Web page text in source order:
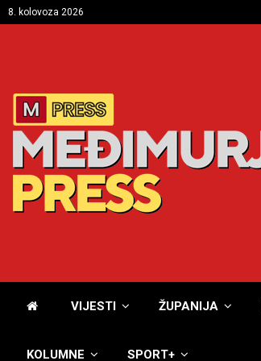
8. kolovoza 2026
VIJESTI ŽUPANIJA
KOLUMNE SPORT+